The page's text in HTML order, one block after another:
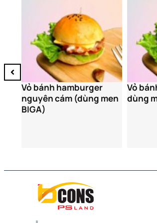
Vỏ bánh hamburger
dùng men biga